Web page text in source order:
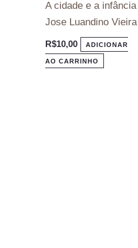
A cidade e a infância
Jose Luandino Vieira
R$10,00 ADICIONAR
AO CARRINHO